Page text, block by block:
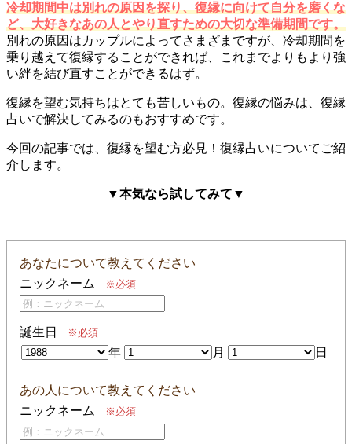
冷却期間中は別れの原因を探り、復縁に向けて自分を磨くな
ど、大好きなあの人とやり直すための大切な準備期間です。
別れの原因はカップルによってさまざまですが、冷却期間を
乗り越えて復縁することができれば、これまでよりもより強
い絆を結び直すことができるはず。
復縁を望む気持ちはとても苦しいもの。復縁の悩みは、復縁
占いで解決してみるのもおすすめです。
今回の記事では、復縁を望む方必見！復縁占いについてご紹
介します。
▼本気なら試してみて▼
あなたについて教えてください
ニックネーム
※必須
誕生日 ※必須
年 月 日
あの人について教えてください
ニックネーム
※必須